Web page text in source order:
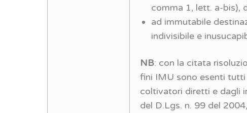
comma 1, lett. a-bis),
ad immutabile
indivisibile e
NB: con la citata
fini IMU sono esenti
coltivatori diretti e dagli
del D.Lgs. n. 99 del